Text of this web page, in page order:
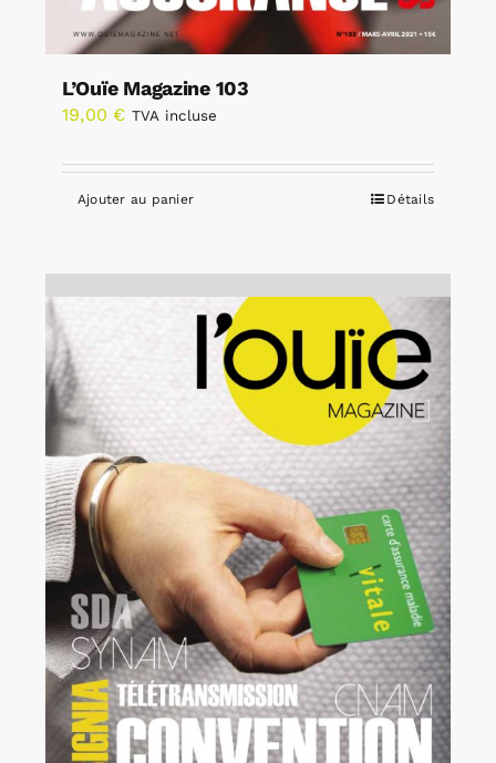
L’Ouïe Magazine 103
19,00 € TVA incluse
Ajouter au panier Détails